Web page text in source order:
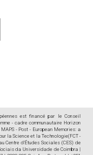
est financé par le Conseil
- cadre communautaire Horizon
- Post - European Memories: a
la Science et la Technologie(FCT -
Centre d'Études Sociales (CES) de
da Universidade de Coimbra |